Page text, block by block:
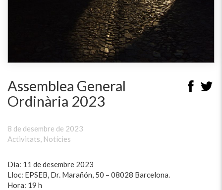
Assemblea General
Ordinària 2023
8 de desembre de 2023
Activitats, Notícies
Dia: 11 de desembre 2023
Lloc: EPSEB, Dr. Marañón, 50 – 08028 Barcelona.
Hora: 19 h